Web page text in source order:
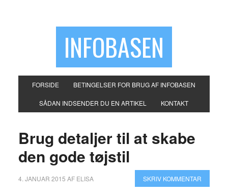
INFOBASEN
FORSIDE BETINGELSER FOR BRUG AF INFOBASEN
SÅDAN INDSENDER DU EN ARTIKEL KONTAKT
Brug detaljer til at skabe
den gode tøjstil
4. JANUAR 2015 AF ELISA SKRIV KOMMENTAR